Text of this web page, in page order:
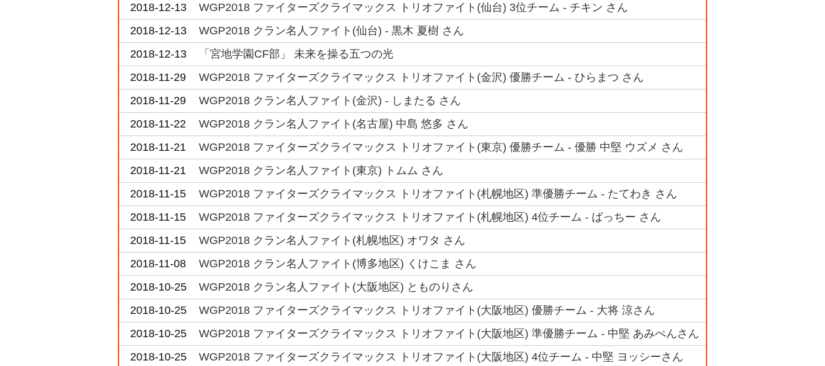
2018-12-13
WGP2018 ファイターズクライマックス トリオファイト(仙台) 3位チーム - チキン さん
2018-12-13
WGP2018 クラン名人ファイト(仙台) - 黒木 夏樹 さん
2018-12-13
「宮地学園CF部」 未来を操る五つの光
2018-11-29
WGP2018 ファイターズクライマックス トリオファイト(金沢) 優勝チーム - ひらまつ さん
2018-11-29
WGP2018 クラン名人ファイト(金沢) - しまたる さん
2018-11-22
WGP2018 クラン名人ファイト(名古屋) 中島 悠多 さん
2018-11-21
WGP2018 ファイターズクライマックス トリオファイト(東京) 優勝チーム - 優勝 中堅 ウズメ さん
2018-11-21
WGP2018 クラン名人ファイト(東京) トムム さん
2018-11-15
WGP2018 ファイターズクライマックス トリオファイト(札幌地区) 準優勝チーム - たてわき さん
2018-11-15
WGP2018 ファイターズクライマックス トリオファイト(札幌地区) 4位チーム - ばっちー さん
2018-11-15
WGP2018 クラン名人ファイト(札幌地区) オワタ さん
2018-11-08
WGP2018 クラン名人ファイト(博多地区) くけこま さん
2018-10-25
WGP2018 クラン名人ファイト(大阪地区) とものりさん
2018-10-25
WGP2018 ファイターズクライマックス トリオファイト(大阪地区) 優勝チーム - 大将 涼さん
2018-10-25
WGP2018 ファイターズクライマックス トリオファイト(大阪地区) 準優勝チーム - 中堅 あみぺんさん
2018-10-25
WGP2018 ファイターズクライマックス トリオファイト(大阪地区) 4位チーム - 中堅 ヨッシーさん